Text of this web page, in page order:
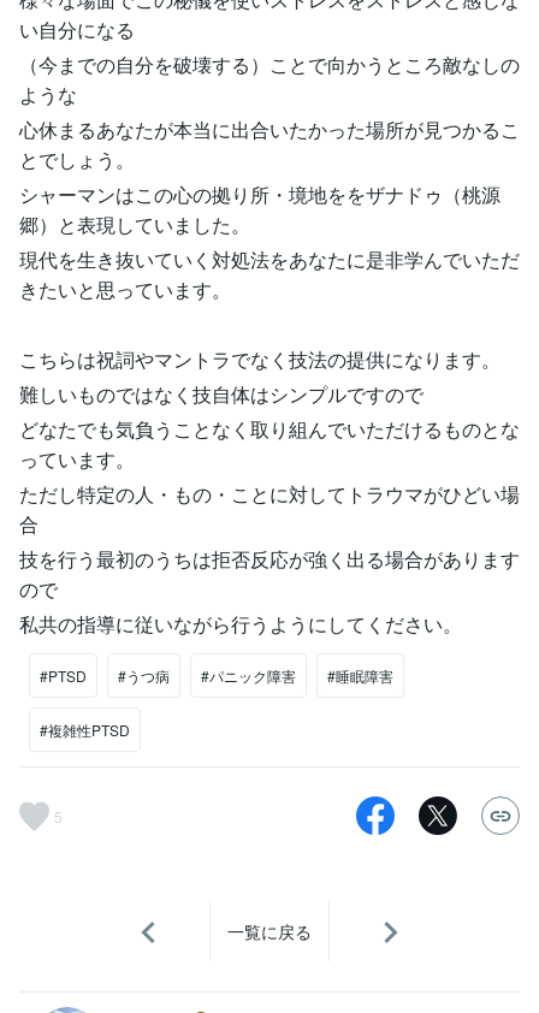
い自分になる
（今までの自分を破壊する）ことで向かうところ敵なしの
ような
心休まるあなたが本当に出合いたかった場所が見つかるこ
とでしょう。
シャーマンはこの心の拠り所・境地ををザナドゥ（桃源
郷）と表現していました。
現代を生き抜いていく対処法をあなたに是非学んでいただ
きたいと思っています。
こちらは祝詞やマントラでなく技法の提供になります。
難しいものではなく技自体はシンプルですので
どなたでも気負うことなく取り組んでいただけるものとな
っています。
ただし特定の人・もの・ことに対してトラウマがひどい場
合
技を行う最初のうちは拒否反応が強く出る場合があります
ので
私共の指導に従いながら行うようにしてください。
#PTSD #うつ病 #パニック障害 #睡眠障害
#複雑性PTSD
5
一覧に戻る